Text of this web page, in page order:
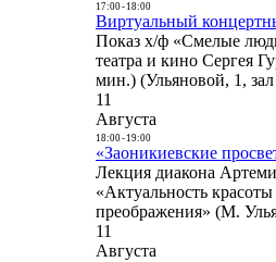
17:00- 18:00
Виртуальный
Показ х/ф «Смелые
театра и кино Сергея
мин.) (Ульяновой, 1,
11
Августа
18:00- 19:00
«Заоникиевские
Лекция диакона
«Актуальность
преображения» (М.
11
Августа